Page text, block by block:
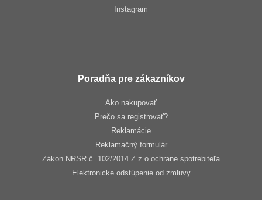
Instagram
Poradňa pre zákazníkov
Ako nakupovať
Prečo sa registrovať?
Reklamácie
Reklamačný formulár
Zákon NRSR č. 102/2014 Z.z o ochrane spotrebiteľa
Elektronicke odstúpenie od zmluvy